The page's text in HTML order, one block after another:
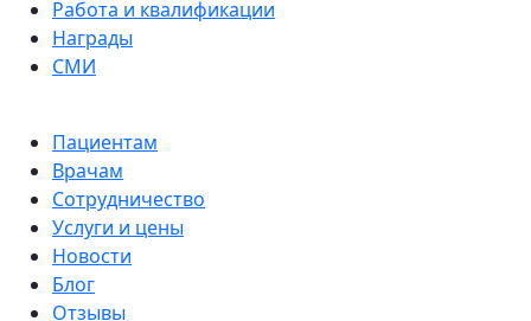
Работа и квалификации
Награды
СМИ
Пациентам
Врачам
Сотрудничество
Услуги и цены
Новости
Блог
Отзывы